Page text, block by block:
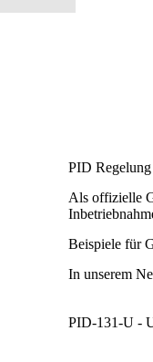
PID
Als offizielle
Beispiele für
In unserem
PID-131-U -